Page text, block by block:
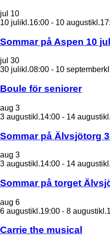
jul 10
10 julikl.16:00 - 10
Sommar på Aspen 10
jul 30
30 julikl.08:00 - 10
Boule för seniorer
aug 3
3 augustikl.14:00 - 14
Sommar på Älvsjötorg
aug 3
3 augustikl.14:00 - 14
Sommar på torget
aug 6
6 augustikl.19:00 - 8
Carrie the musical